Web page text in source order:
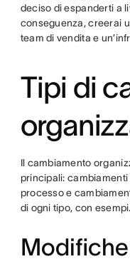
deciso di espanderti a
conseguenza, creerai
team di vendita e
Tipi di
Il cambiamento
principali:
processo e
di ogni tipo, con esempi.